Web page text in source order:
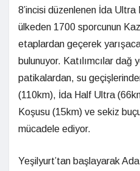
8’incisi düzenlenen İda Ultra
ülkeden 1700 sporcunun
etaplardan geçerek
bulunuyor. Katılımcılar dağ
patikalardan, su
(110km), İda Half Ultra
Koşusu (15km) ve sekiz
mücadele ediyor.
Yeşilyurt’tan başlayarak